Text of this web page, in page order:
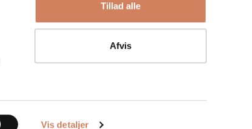
Vis detaljer
Tillad alle
Afvis